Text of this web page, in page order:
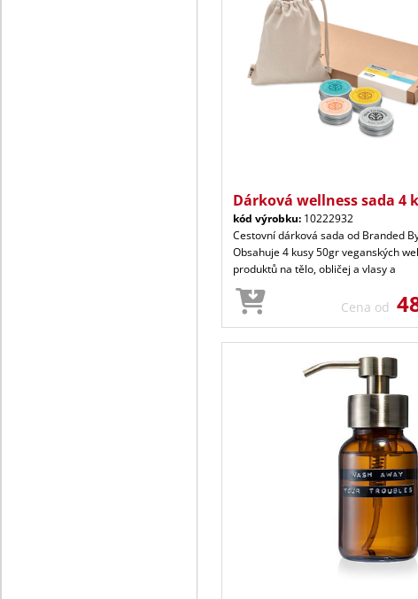
Dárková wellness sada 4
kód výrobku: 10222932
Cestovní dárková sada od Branded
Obsahuje 4 kusy 50gr veganských
produktů na tělo, obličej a vlasy a
Cena od